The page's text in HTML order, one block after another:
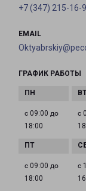
+7 (347) 215-16-
EMAIL
ГРАФИК РАБОТЫ
с 09:00 до
18:00
с
с 09:00 до
18:00
с